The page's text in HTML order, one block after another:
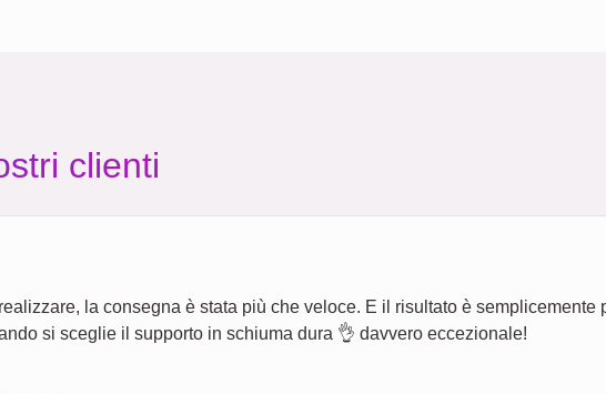
clienti
la consegna è stata più che veloce. E il risultato è semplicemente
si sceglie il supporto in schiuma dura 👌 davvero eccezionale!